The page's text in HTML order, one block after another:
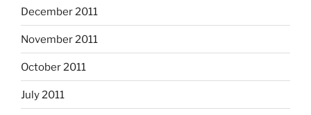
December 2011
November 2011
October 2011
July 2011